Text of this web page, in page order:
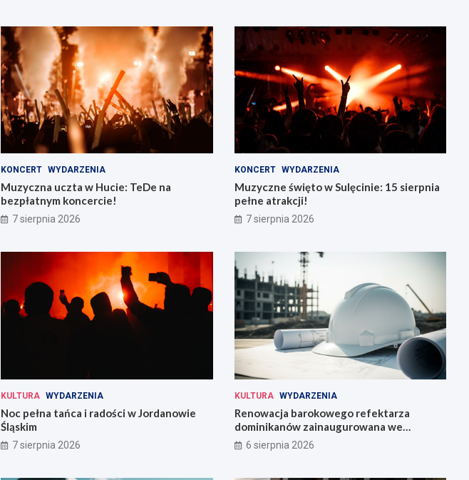
KONCERT WYDARZENIA
Muzyczna uczta w Hucie: TeDe na
bezpłatnym koncercie!
7 sierpnia 2026
KONCERT WYDARZENIA
Muzyczne święto w Sulęcinie: 15 sierpnia
pełne atrakcji!
7 sierpnia 2026
KULTURA WYDARZENIA
Noc pełna tańca i radości w Jordanowie
Śląskim
7 sierpnia 2026
KULTURA WYDARZENIA
Renowacja barokowego refektarza
dominikanów zainaugurowana we
Wrocławiu
6 sierpnia 2026